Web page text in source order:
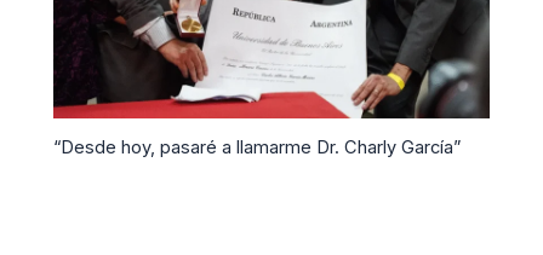
“Desde hoy, pasaré a llamarme Dr. Charly García”